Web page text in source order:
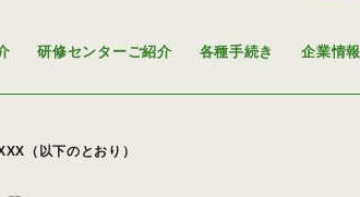
研修センターご紹介 各種手続き 企業情報
（以下のとおり）